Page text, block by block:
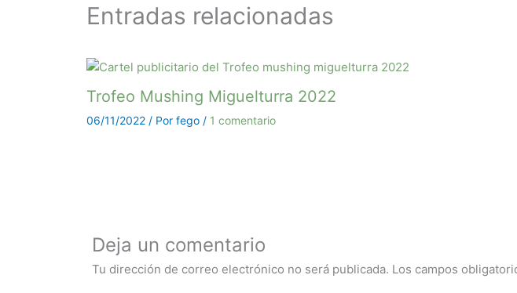
Entradas relacionadas
Trofeo Mushing Miguelturra 2022
06/11/2022 / Por fego / 1 comentario
Deja un comentario
Tu dirección de correo electrónico no será publicada. Los campos